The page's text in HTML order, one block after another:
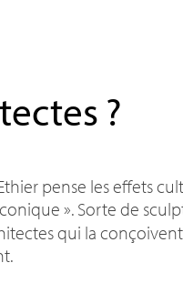
?
pense les effets
». Sorte de
qui la